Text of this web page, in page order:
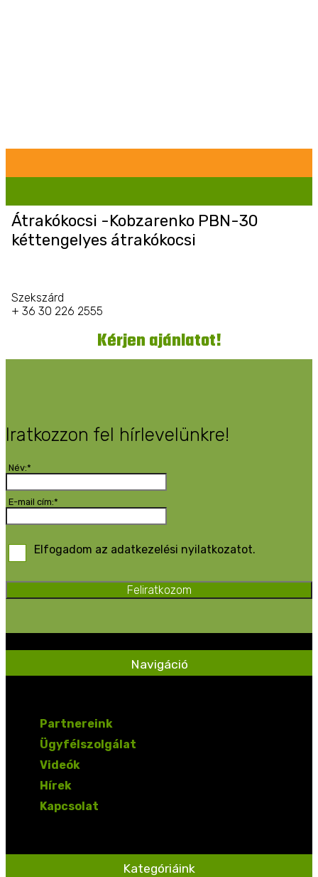
Átrakókocsi -Kobzarenko PBN-30
kéttengelyes átrakókocsi
Szekszárd
+ 36 30 226 2555
Kérjen ajánlatot!
Iratkozzon fel hírlevelünkre!
Név:*
E-mail cím:*
Elfogadom az adatkezelési nyilatkozatot.
Feliratkozom
Navigáció
Partnereink
Ügyfélszolgálat
Videók
Hírek
Kapcsolat
Kategóriáink